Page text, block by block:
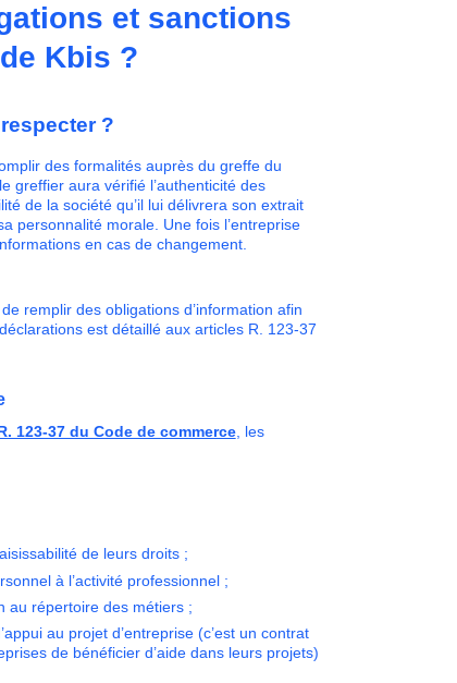
et sanctions
Kbis ?
?
des formalités auprès du greffe du
greffier aura vérifié l’authenticité des
de la société qu’il lui délivrera son extrait
personnalité morale. Une fois l’entreprise
en cas de changement.
remplir des obligations d’information afin
est détaillé aux articles R. 123-37
123-37 du Code de commerce, les
de leurs droits ;
à l’activité professionnel ;
au répertoire des métiers ;
au projet d’entreprise (c’est un contrat
de bénéficier d’aide dans leurs projets)